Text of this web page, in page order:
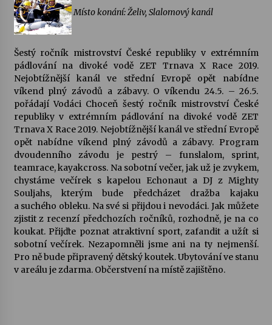
šedesátka: 28. 7.–1. 8. 2026
28. 7. 2026
Letní koncerty ve Stromovce: Kolchoz a
Jenakaši
28. 7. 2026
Votavžatský ploty
23. 7. 2026
Letní koncerty ve Stromovce: Rufus Miller
22. 7. 2026
Vysočinka
17. 7. 2026
Místo konání: Želiv, Slalomový kanál
Šestý ročník mistrovství České republiky v extrémním
pádlování na divoké vodě ZET Trnava X Race 2019.
Nejobtížnější kanál ve střední Evropě opět nabídne
víkend plný závodů a zábavy. O víkendu 24.5. – 26.5.
pořádají Vodáci Choceň šestý ročník mistrovství České
republiky v extrémním pádlování na divoké vodě ZET
Trnava X Race 2019. Nejobtížnější kanál ve střední Evropě
opět nabídne víkend plný závodů a zábavy. Program
dvoudenního závodu je pestrý – funslalom, sprint,
teamrace, kayakcross. Na sobotní večer, jak už je zvykem,
chystáme večírek s kapelou Echonaut a DJ z Mighty
Souljahs, kterým bude předcházet dražba kajaku
a suchého obleku. Na své si přijdou i nevodáci. Jak můžete
zjistit z recenzí předchozích ročníků, rozhodně, je na co
koukat. Přijďte poznat atraktivní sport, zafandit a užít si
sobotní večírek. Nezapomněli jsme ani na ty nejmenší.
Pro ně bude připravený dětský koutek. Ubytování ve stanu
v areálu je zdarma. Občerstvení na místě zajištěno.